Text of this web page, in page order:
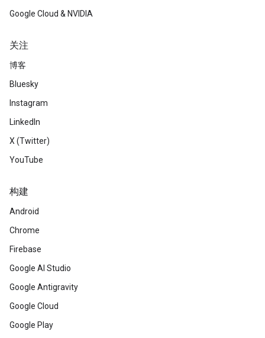
Google Cloud & NVIDIA
关注
博客
Bluesky
Instagram
LinkedIn
X (Twitter)
YouTube
构建
Android
Chrome
Firebase
Google AI Studio
Google Antigravity
Google Cloud
Google Play